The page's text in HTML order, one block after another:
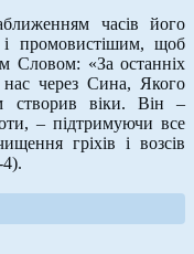
часів його
і промовистішим, щоб
Словом: «За останніх
через Сина, Якого
створив віки. Він –
– підтримуючи все
гріхів і возсів